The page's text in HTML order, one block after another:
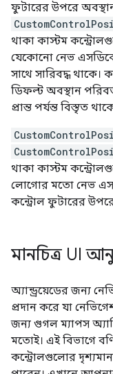
ফুটারের উপরে
থাকা কাস্টম
যেকোনো নেভ
সাথে সারিবদ্ধ
ডিফল্ট অবস্থান
প্রান্ত পর্যন্ত বিস্তৃত
থাকা কাস্টম
লোগোর মতো নেভ
কন্ট্রোল ফুটারের
মানচিত্র UI
অ্যান্ড্রয়েডের জন্য
প্রদান করে যা
জন্য গুগল ম্যাপস
মতোই। এই বিভাগে
কন্ট্রোলগুলোর